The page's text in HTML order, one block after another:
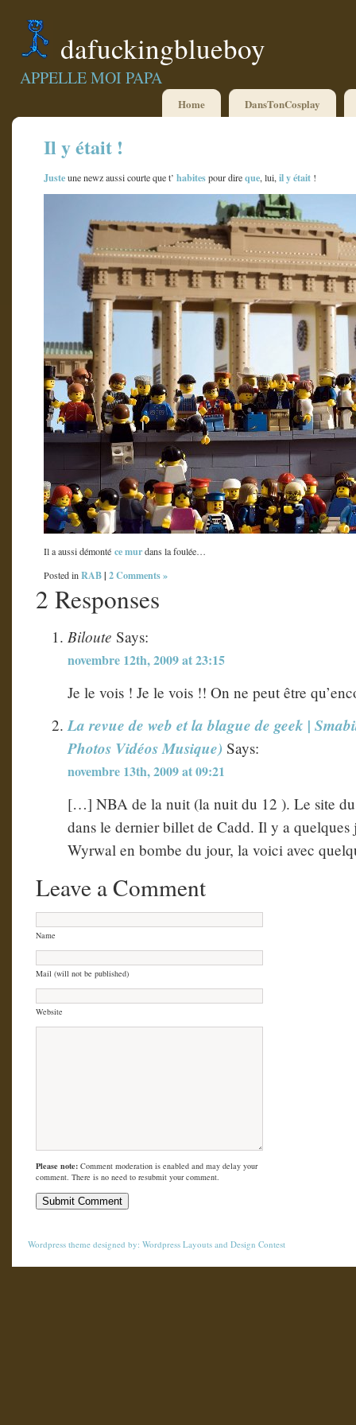
dafuckingblueboy
APPELLE MOI PAPA
Home DansTonCosplay
Il y était !
Justeune newz aussi courte que t’ habitespour direque, lui,il y était !
Il a aussi démonté ce murdans la foulée…
Posted inRAB| 2 Comments »
2 Responses
Biloute Says:
novembre 12th, 2009 at 23:15
Je le vois ! Je le vois !! On ne peut être
La revue de web et la blague de geek |
Photos Vidéos Musique) Says:
novembre 13th, 2009 at 09:21
[…] NBA de la nuit (la nuit du 12 ). Le site
dans le dernier billet de Cadd. Il y a
Wyrwal en bombe du jour, la voici avec
Leave a Comment
Name
Mail (will not be published)
Website
Please note: Comment moderation is enabled and may delay your
comment. There is no need to resubmit your comment.
Wordpress theme designed by: Wordpress Layouts and Design Contest